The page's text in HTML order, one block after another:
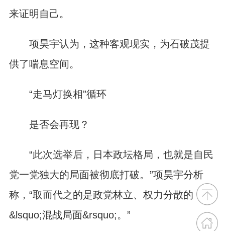
来证明自己。
项昊宇认为，这种客观现实，为石破茂提
供了喘息空间。
“走马灯换相”循环
是否会再现？
“此次选举后，日本政坛格局，也就是自民
党一党独大的局面被彻底打破。”项昊宇分析
称，“取而代之的是政党林立、权力分散的
&lsquo;混战局面&rsquo;。”